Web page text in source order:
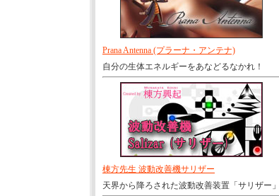
Prana Antenna (プラーナ・アンテナ)
自分の生体エネルギーをあなどるなかれ！
棟方先生 波動改善機サリザー
天界から降ろされた波動改善装置「サリザー」